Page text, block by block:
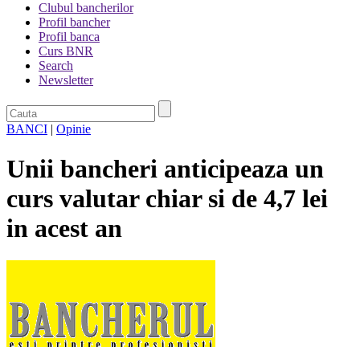
Clubul bancherilor
Profil bancher
Profil banca
Curs BNR
Search
Newsletter
BANCI | Opinie
Unii bancheri anticipeaza un
curs valutar chiar si de 4,7 lei
in acest an